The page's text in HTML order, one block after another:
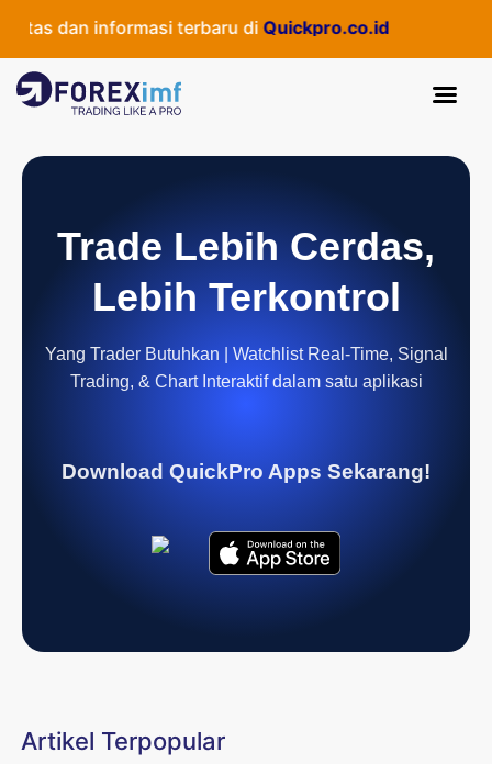
dan informasi terbaru di Quickpro.co.id
Trade Lebih Cerdas,
Lebih Terkontrol
Yang Trader Butuhkan | Watchlist Real-Time, Signal
Trading, & Chart Interaktif dalam satu aplikasi
Download QuickPro Apps Sekarang!
Artikel Terpopular